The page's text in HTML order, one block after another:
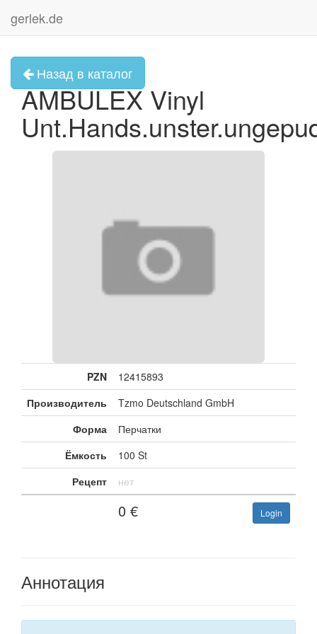
gerlek.de
Назад в каталог
AMBULEX Vinyl
PZN
12415893
Производитель
Tzmo Deutschland GmbH
Форма
Перчатки
Ёмкость
100 St
Рецепт
нет
0 € Login
Аннотация